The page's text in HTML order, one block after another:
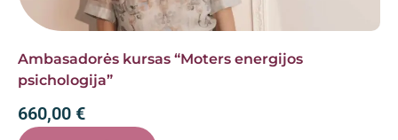
Ambasadorės kursas “Moters energijos
psichologija”
660,00 €